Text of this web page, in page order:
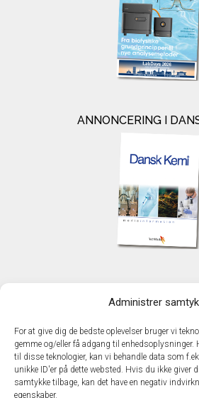
Administrer
For at give dig de bedste oplevelser bruger vi
gemme og/eller få adgang til
til disse teknologier, kan vi behandle data som
unikke ID'er på dette websted. Hvis du ikke giver
samtykke tilbage, kan det have en negativ
egenskaber.
ANNONCERING I
TechMedia A/S
DK - 2600 Glostrup
Telefon: +45 43 24
E-mail: